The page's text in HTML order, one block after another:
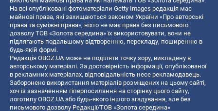
На всі опубліковані фотоматеріали Getty Images редакція має
майнові права, які захищаються законом України «Про авторські
права та суміжні права», ніхто не має права без письмового
дозволу ТОВ «Золота середина» їх використовувати, вони не
підлягають подальшому відтворенню, перекладу, поширенню в
будь-якій формі.
Редакція OBOZ.UA може не поділяти точку зору, викладену в
авторському матеріалі. За достовірність інформації, опублікованої
в рекламних матеріалах, відповідальність несе рекламодавець.
Заборонено використання матеріалів розміщених на цьому сайті,
хоч із зазначенням гіперпосилання на сторінку цього сайту,
логотипу OBOZ.UA або будь-якого іншого згадування, але без
письмового дозволу Редакції/ТОВ «Золота середина»